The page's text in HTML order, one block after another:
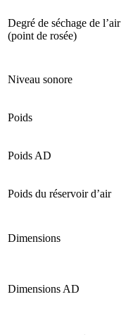
Degré de séchage de l’air
(point de rosée)
Niveau sonore
Poids
Poids AD
Poids du réservoir d’air
Dimensions
Dimensions AD